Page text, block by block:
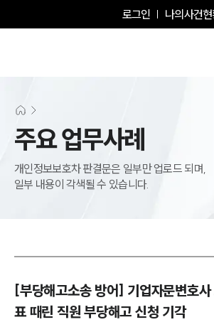
로그인 나의사건
주요 업무사례
개인정보보호차 판결문은 일부만 업로드 되며,
일부 내용이 각색될 수 있습니다.
[부당해고소송 방어] 기업자문변호
표 때린 직원 부당해고 신청 기각